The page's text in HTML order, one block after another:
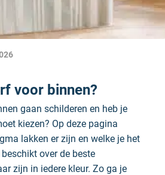
voor binnen?
gaan schilderen en heb je
kiezen? Op deze pagina
lakken er zijn en welke je het
over de beste
zijn in iedere kleur. Zo ga je